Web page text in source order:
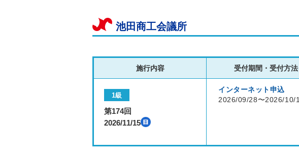
池田商工会議所
施行内容 受付期間・受付方法
1級
第174回
2026/11/15
インターネット申込
2026/09/28〜2026/10/